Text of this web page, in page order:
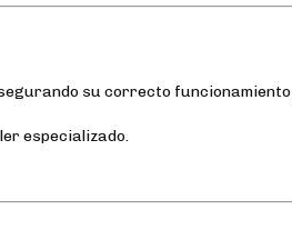
su correcto
especializado.